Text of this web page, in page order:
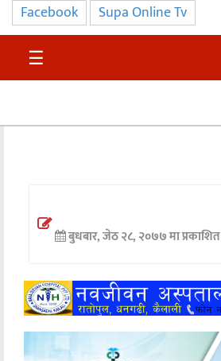
प्रमुख
समाचार
सुदुर
अन्तर्वार्ता
खेलकुद
मनोरञ्जन
अन्य
Facebook Supa Online Tv
☰
बुधबार, जेठ २८, २०७७ मा प्रकाशित